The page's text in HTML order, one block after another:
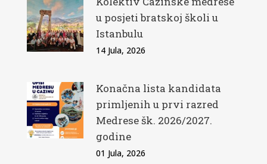
u posjeti bratskoj školi u
Istanbulu
14 Jula, 2026
Konačna lista kandidata
primljenih u prvi razred
Medrese šk. 2026/2027.
godine
01 Jula, 2026